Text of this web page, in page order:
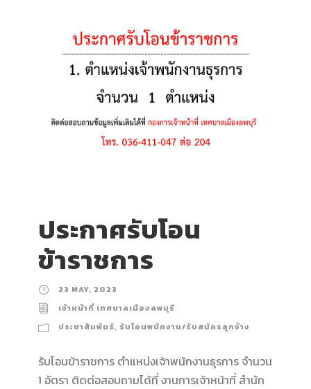
ประกาศรับโอน
ข้าราชการ
23 MAY, 2023
เจ้าหน้าที่ เทศบาลเมืองลพบุรี
ประชาสัมพันธ์, รับโอนพนักงาน/รับสมัครลูกจ้าง
รับโอนข้าราชการ ตำแหน่งเจ้าพนักงานธุรการ จำนวน
1 อัตรา ติดต่อสอบถามได้ที่ งานการเจ้าหน้าที่ สำนัก